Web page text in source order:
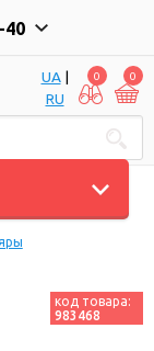
40
UA|
RU
0 0
код товара:
983468